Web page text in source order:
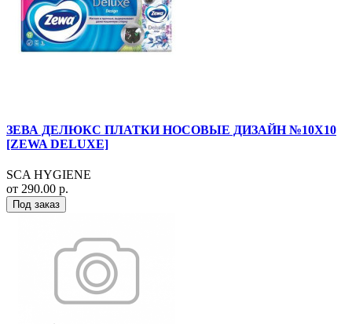
ЗЕВА ДЕЛЮКС ПЛАТКИ НОСОВЫЕ ДИЗАЙН №10Х10
[ZEWA DELUXE]
SCA HYGIENE
от 290.00 р.
Под заказ